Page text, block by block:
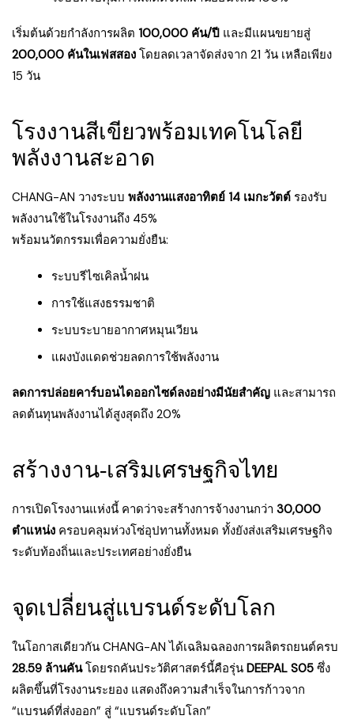
เริ่มต้นด้วยกำลังการผลิต 100,000 คัน/ปี และมีแผนขยายสู่
200,000 คันในเฟสสอง โดยลดเวลาจัดส่งจาก 21 วัน เหลือเพียง
15 วัน
โรงงานสีเขียวพร้อมเทคโนโลยี
พลังงานสะอาด
CHANG-AN วางระบบ พลังงานแสงอาทิตย์ 14 เมกะวัตต์ รองรับ
พลังงานใช้ในโรงงานถึง 45%
พร้อมนวัตกรรมเพื่อความยั่งยืน:
ระบบรีไซเคิลน้ำฝน
การใช้แสงธรรมชาติ
ระบบระบายอากาศหมุนเวียน
แผงบังแดดช่วยลดการใช้พลังงาน
ลดการปล่อยคาร์บอนไดออกไซด์ลงอย่างมีนัยสำคัญ และสามารถ
ลดต้นทุนพลังงานได้สูงสุดถึง 20%
สร้างงาน-เสริมเศรษฐกิจไทย
การเปิดโรงงานแห่งนี้ คาดว่าจะสร้างการจ้างงานกว่า 30,000
ตำแหน่ง ครอบคลุมห่วงโซ่อุปทานทั้งหมด ทั้งยังส่งเสริมเศรษฐกิจ
ระดับท้องถิ่นและประเทศอย่างยั่งยืน
จุดเปลี่ยนสู่แบรนด์ระดับโลก
ในโอกาสเดียวกัน CHANG-AN ได้เฉลิมฉลองการผลิตรถยนต์ครบ
28.59 ล้านคันโดยรถคันประวัติศาสตร์นี้คือรุ่น DEEPAL S05 ซึ่ง
ผลิตขึ้นที่โรงงานระยอง แสดงถึงความสำเร็จในการก้าวจาก
“แบรนด์ที่ส่งออก” สู่ “แบรนด์ระดับโลก”